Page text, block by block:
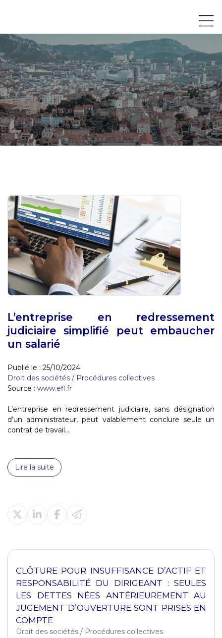
L’entreprise en redressement
judiciaire simplifié peut embaucher
un salarié
Publié le : 25/10/2024
Droit des sociétés / Procédures collectives
Source : www.efl.fr
L’entreprise en redressement judiciaire, sans désignation
d’un administrateur, peut valablement conclure seule un
contrat de travail...
Lire la suite
CLÔTURE POUR INSUFFISANCE D’ACTIF ET
RESPONSABILITÉ DU DIRIGEANT : SEULES
LES DETTES NÉES ANTÉRIEUREMENT AU
JUGEMENT D’OUVERTURE SONT PRISES EN
COMPTE
Droit des sociétés / Procédures collectives